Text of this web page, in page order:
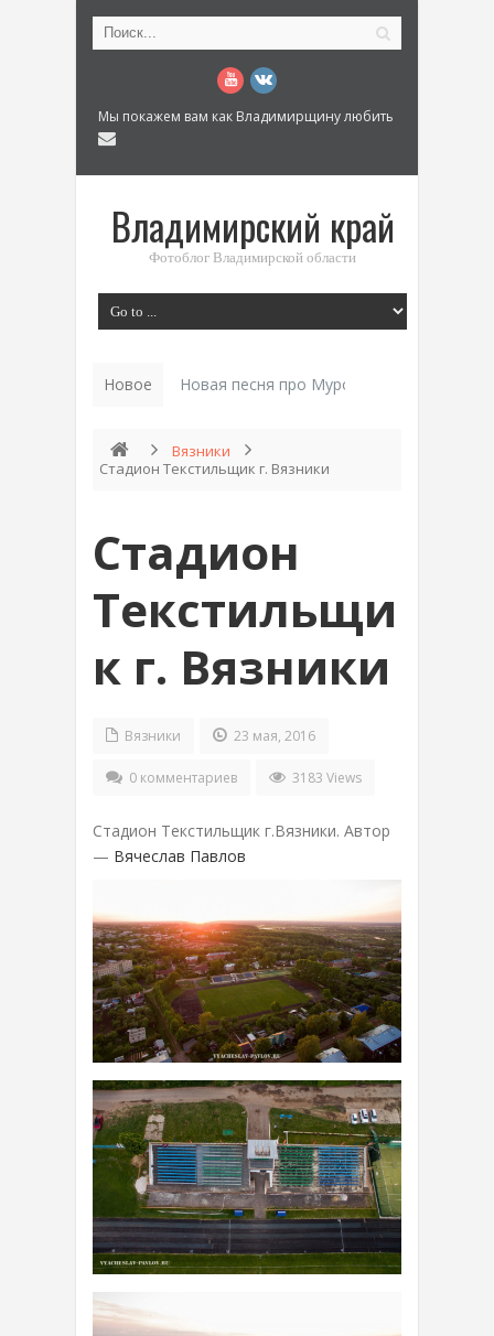
Мы покажем вам как Владимирщину любить
Владимирский край
Фотоблог Владимирской области
Новое История «Дома Куренкова» в Коврове
Вязники
Стадион Текстильщик г. Вязники
Стадион
Текстильщи
к г. Вязники
Вязники 23 мая, 2016
0 комментариев 3183 Views
Стадион Текстильщик г.Вязники. Автор
— Вячеслав Павлов